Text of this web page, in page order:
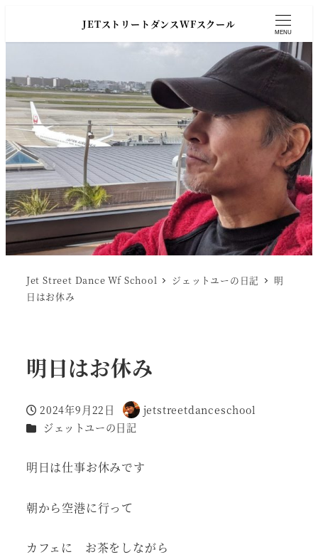
JETストリートダンスWFスクール
MENU
Jet Street Dance Wf School ジェットユーの日記
明
日はお休み
明日はお休み
投稿日
2024年9月22日
著
者
jetstreetdanceschool
カテゴリー
ジェットユーの日記
明日は仕事お休みです
朝から空港に行って
カフェに お茶をしながら